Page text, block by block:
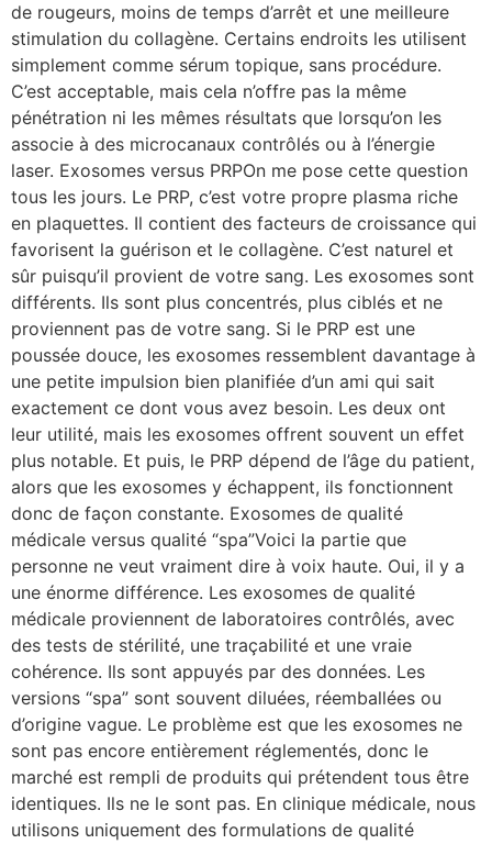
de rougeurs, moins de temps d’arrêt et une meilleure
stimulation du collagène. Certains endroits les utilisent
simplement comme sérum topique, sans procédure.
C’est acceptable, mais cela n’offre pas la même
pénétration ni les mêmes résultats que lorsqu’on les
associe à des microcanaux contrôlés ou à l’énergie
laser. Exosomes versus PRPOn me pose cette question
tous les jours. Le PRP, c’est votre propre plasma riche
en plaquettes. Il contient des facteurs de croissance qui
favorisent la guérison et le collagène. C’est naturel et
sûr puisqu’il provient de votre sang. Les exosomes sont
différents. Ils sont plus concentrés, plus ciblés et ne
proviennent pas de votre sang. Si le PRP est une
poussée douce, les exosomes ressemblent davantage à
une petite impulsion bien planifiée d’un ami qui sait
exactement ce dont vous avez besoin. Les deux ont
leur utilité, mais les exosomes offrent souvent un effet
plus notable. Et puis, le PRP dépend de l’âge du patient,
alors que les exosomes y échappent, ils fonctionnent
donc de façon constante. Exosomes de qualité
médicale versus qualité “spa”Voici la partie que
personne ne veut vraiment dire à voix haute. Oui, il y a
une énorme différence. Les exosomes de qualité
médicale proviennent de laboratoires contrôlés, avec
des tests de stérilité, une traçabilité et une vraie
cohérence. Ils sont appuyés par des données. Les
versions “spa” sont souvent diluées, réemballées ou
d’origine vague. Le problème est que les exosomes ne
sont pas encore entièrement réglementés, donc le
marché est rempli de produits qui prétendent tous être
identiques. Ils ne le sont pas. En clinique médicale, nous
utilisons uniquement des formulations de qualité